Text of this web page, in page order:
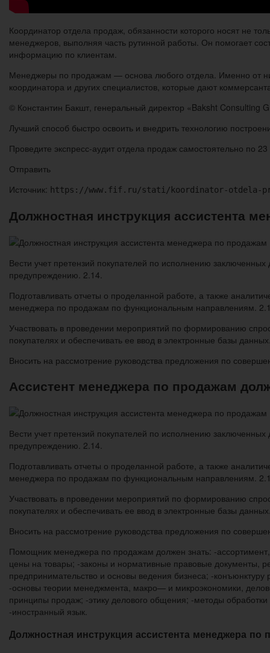
Координатор отдела продаж, обязанности которого носят не
менеджеров, выполняя часть рутинной работы. Он помогает
информацию по клиентам.
Менеджеры по продажам — основа любого отдела. Именно от
координатора и других специалистов, которые дают
© Константин Бакшт, генеральный директор «Baksht Consulting
Лучший способ быстро освоить и внедрить технологию
Проведите экспресс-аудит отдела продаж самостоятельно по
Отправить
Источник: https://www.fif.ru/stati/koordinator-otdela-
Должностная инструкция ассистента
Вести учет претензий покупателей по исполнению
предупреждению. 2.14.
Подготавливать отчеты о проделанной работе, а также
менеджера по продажам по функциональным направлениям.
Участвовать в проведении мероприятий по формированию
покупателях и обеспечивать ее ввод в электронные базы
Вносить на рассмотрение руководства предложения по
Ассистент менеджера по продажам
Вести учет претензий покупателей по исполнению
предупреждению. 2.14.
Подготавливать отчеты о проделанной работе, а также
менеджера по продажам по функциональным направлениям.
Участвовать в проведении мероприятий по формированию
покупателях и обеспечивать ее ввод в электронные базы
Вносить на рассмотрение руководства предложения по
Помощник менеджера по продажам должен знать: -
цены на товары; -законы и нормативные правовые документы,
предпринимательство и основы ведения бизнеса; -
-основы теории менеджмента, макро— и микроэкономики,
принципы продаж; -этику делового общения; -методы
-иностранный язык.
Должностная инструкция ассистента менеджера по